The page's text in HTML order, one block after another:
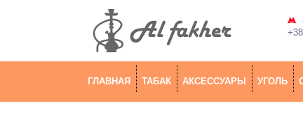
ГЛАВНАЯ ТАБАК АКСЕССУАРЫ УГОЛЬ